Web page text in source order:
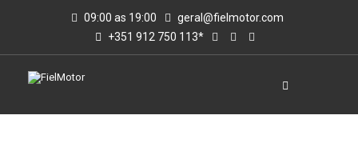
09:00 as 19:00
geral@fielmotor.com
+351 912 750 113*